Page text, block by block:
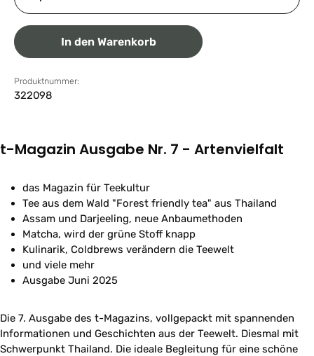
In den Warenkorb
Produktnummer:
322098
t-Magazin Ausgabe Nr. 7 - Artenvielfalt
das Magazin für Teekultur
Tee aus dem Wald "Forest friendly tea" aus Thailand
Assam und Darjeeling, neue Anbaumethoden
Matcha, wird der grüne Stoff knapp
Kulinarik, Coldbrews verändern die Teewelt
und viele mehr
Ausgabe Juni 2025
Die 7. Ausgabe des t-Magazins, vollgepackt mit spannenden
Informationen und Geschichten aus der Teewelt. Diesmal mit
Schwerpunkt Thailand. Die ideale Begleitung für eine schöne